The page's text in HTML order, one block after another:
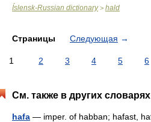
Íslensk-Russian dictionary> hald
Страницы Следующая →
1 2 3 4 5 6
См. также в других
hafa — imper. of habban; hafast,